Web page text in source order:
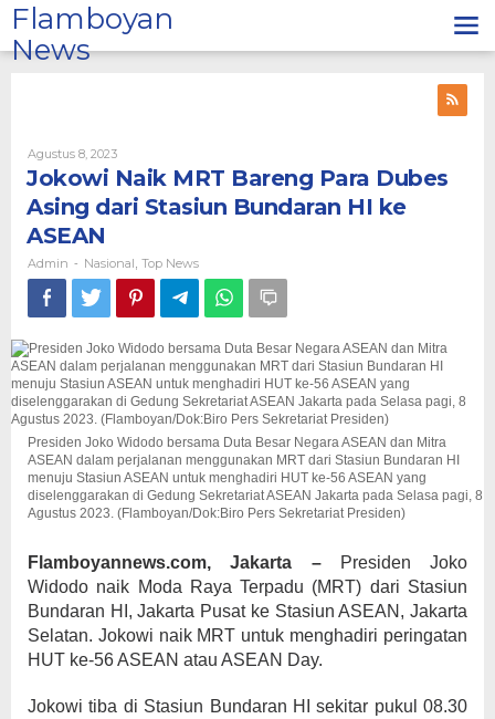
Lewati
ke
konten
Flamboyan
News
Agustus 8, 2023Oleh
Admin
Jokowi Naik MRT Bareng Para Dubes
Asing dari Stasiun Bundaran HI ke
ASEAN
Admin - Nasional Top News
Presiden Joko Widodo bersama Duta Besar Negara ASEAN dan Mitra
ASEAN dalam perjalanan menggunakan MRT dari Stasiun Bundaran HI
menuju Stasiun ASEAN untuk menghadiri HUT ke-56 ASEAN yang
diselenggarakan di Gedung Sekretariat ASEAN Jakarta pada Selasa pagi, 8
Agustus 2023. (Flamboyan/Dok:Biro Pers Sekretariat Presiden)
Flamboyannews.com, Jakarta –Presiden Joko
Widodo naik Moda Raya Terpadu (MRT) dari Stasiun
Bundaran HI, Jakarta Pusat ke Stasiun ASEAN, Jakarta
Selatan. Jokowi naik MRT untuk menghadiri peringatan
HUT ke-56 ASEAN atau ASEAN Day.
Jokowi tiba di Stasiun Bundaran HI sekitar pukul 08.30